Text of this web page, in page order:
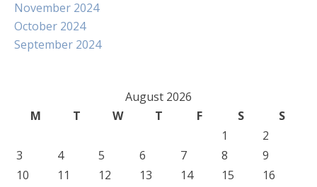
November 2024
October 2024
September 2024
August 2026
M
T W T F S
S
1
2
3
4 5 6 7 8
9
10
11 12 13 14 15
16